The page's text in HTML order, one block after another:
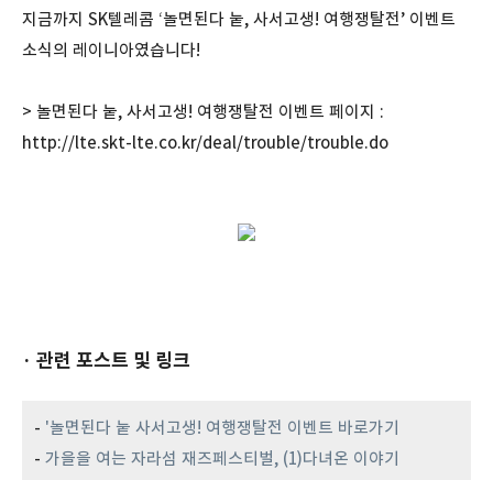
지금까지 SK텔레콤 ‘놀면된다 눝, 사서고생! 여행쟁탈전’ 이벤트
소식의 레이니아였습니다!
> 놀면된다 눝, 사서고생! 여행쟁탈전 이벤트 페이지 :
http://lte.skt-lte.co.kr/deal/trouble/trouble.do
· 관련 포스트 및 링크
- '놀면된다 눝 사서고생! 여행쟁탈전 이벤트 바로가기
- 가을을 여는 자라섬 재즈페스티벌, (1)다녀온 이야기